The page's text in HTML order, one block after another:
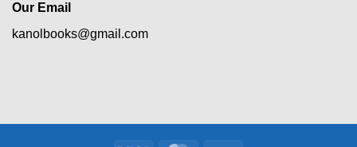
Our Email
kanolbooks@gmail.com